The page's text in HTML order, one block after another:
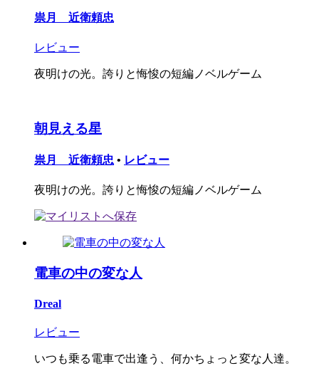
祟月 近衛頼忠
レビュー
夜明けの光。誇りと悔悛の短編ノベルゲーム
朝見える星
祟月 近衛頼忠 • レビュー
夜明けの光。誇りと悔悛の短編ノベルゲーム
電車の中の変な人
Dreal
レビュー
いつも乗る電車で出逢う、何かちょっと変な人達。